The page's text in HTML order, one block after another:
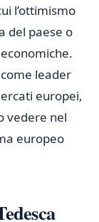
l’ottimismo
del paese o
leader
europei,
vedere nel
europeo